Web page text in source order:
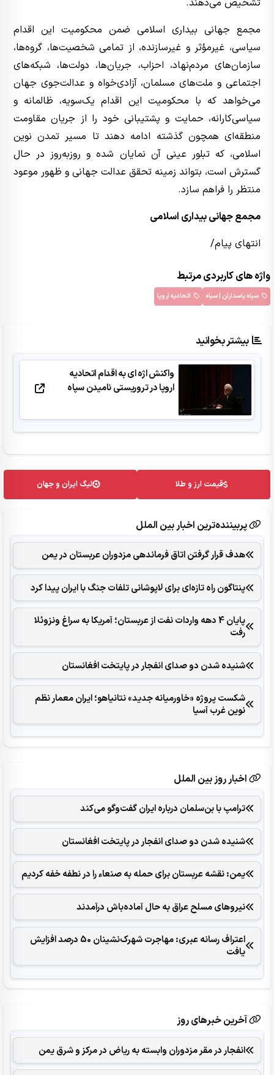
تشخیص می‌دهند.
مجمع جهانی بیداری اسلامی ضمن محکومیت این اقدام
سیاسی، غیرمؤثر و غیرسازنده، از تمامی شخصیت‌ها، گروه‌ها،
سازمان‌های مردم‌نهاد، احزاب، جریان‌ها، دولت‌ها، شبکه‌های
اجتماعی و ملت‌های مسلمان، آزادی‌خواه و عدالت‌جوی جهان
می‌خواهد که با محکومیت این اقدام یک‌سویه، ظالمانه و
سیاسی‌کارانه، حمایت و پشتیبانی خود را از جریان مقاومت
منطقه‌ای همچون گذشته ادامه دهند تا مسیر تمدن نوین
اسلامی، که تبلور عینی آن نمایان شده و روزبه‌روز در حال
گسترش است، بتواند زمینه تحقق عدالت جهانی و ظهور موعود
منتظر را فراهم سازد.
مجمع جهانی بیداری اسلامی
انتهای پیام/
واژه های کاربردی مرتبط
سپاه پاسداران | سپاه اتحادیه اروپا
بیشتر بخوانید
واکنش اژه‌ ای به اقدام اتحادیه
اروپا در تروریستی نامیدن سپاه
قیمت ارز و طلا لیگ ایران و جهان
پربیننده‌ترین اخبار بین الملل
هدف قرار گرفتن اتاق‌ فرماندهی مزدوران عربستان در یمن
پنتاگون راه تازه‌ای برای لاپوشانی تلفات جنگ با ایران پیدا کرد
پایان 4 دهه واردات نفت از عربستان؛ آمریکا به سراغ ونزوئلا
رفت
شنیده شدن دو صدای انفجار در پایتخت افغانستان
شکست پروژه «خاورمیانه جدید» نتانیاهو؛ ایران معمار نظم
نوین غرب آسیا
اخبار روز بین الملل
ترامپ با بن‌سلمان درباره ایران گفت‌وگو می‌کند
شنیده شدن دو صدای انفجار در پایتخت افغانستان
یمن: نقشه عربستان برای حمله به صنعاء را در نطفه خفه کردیم
نیروهای مسلح عراق به حال آماده‌باش درآمدند
اعتراف رسانه عبری: مهاجرت شهرک‌نشینان 50 درصد افزایش
یافت
آخرین خبرهای روز
انفجار در مقر مزدوران وابسته به ریاض در مرکز و شرق یمن